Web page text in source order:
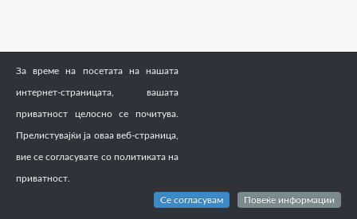
За време на посетата на нашата
интернет-страницата, вашата
приватност целосно се почитува.
Прелистувајќи ја оваа веб-страница,
вие се согласувате со политиката на
приватност.
Се согласувам Повеќе информации